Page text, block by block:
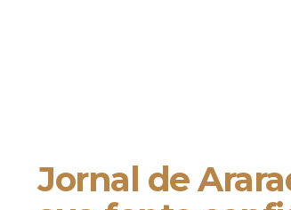
Jornal de